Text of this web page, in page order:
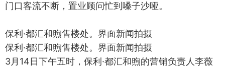
门口客流不断，置业顾问忙到嗓子沙哑。
保利·都汇和煦售楼处。界面新闻拍摄
保利·都汇和煦售楼处。界面新闻拍摄
3月14日下午五时，保利·都汇和煦的营销负责人李薇